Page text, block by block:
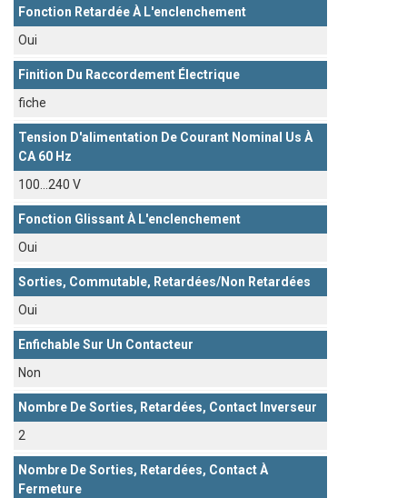
Fonction Retardée À L'enclenchement
Oui
Finition Du Raccordement Électrique
fiche
Tension D'alimentation De Courant Nominal Us À
CA 60 Hz
100...240 V
Fonction Glissant À L'enclenchement
Oui
Sorties, Commutable, Retardées/non Retardées
Oui
Enfichable Sur Un Contacteur
Non
Nombre De Sorties, Retardées, Contact Inverseur
2
Nombre De Sorties, Retardées, Contact À
Fermeture